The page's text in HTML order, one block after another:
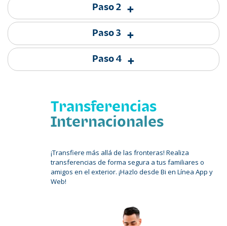
+
Paso 2
+
Paso 3
+
Paso 4
Transferencias
Internacionales
¡Transfiere más allá de las fronteras! Realiza
transferencias de forma segura a tus familiares o
amigos en el exterior. ¡Hazlo desde Bi en Línea App y
Web!